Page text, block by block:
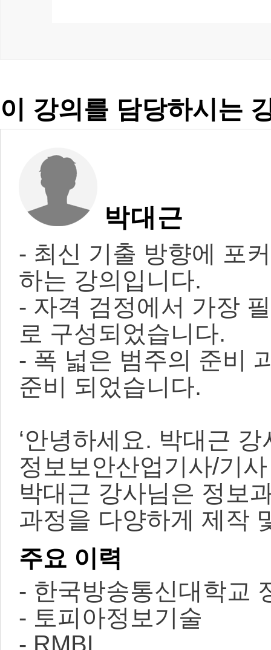
이 강의를 담당하시는
박대근
- 최신 기출 방향에 포
하는 강의입니다.
- 자격 검정에서 가장
로 구성되었습니다.
- 폭 넓은 범주의 준비
준비 되었습니다.
‘안녕하세요. 박대근 강
정보보안산업기사/기
박대근 강사님은 정보
과정을 다양하게 제작
주요 이력
- 한국방송통신대학교
- 토피아정보기술
- RMBL